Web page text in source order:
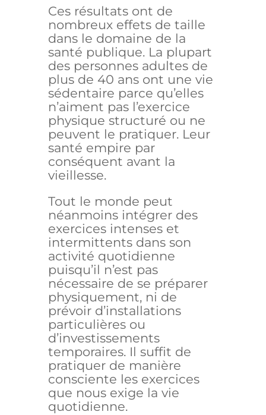
Ces résultats ont de
nombreux effets de taille
dans le domaine de la
santé publique. La plupart
des personnes adultes de
plus de 40 ans ont une vie
sédentaire parce qu’elles
n’aiment pas l’exercice
physique structuré ou ne
peuvent le pratiquer. Leur
santé empire par
conséquent avant la
vieillesse.
Tout le monde peut
néanmoins intégrer des
exercices intenses et
intermittents dans son
activité quotidienne
puisqu’il n’est pas
nécessaire de se préparer
physiquement, ni de
prévoir d’installations
particulières ou
d’investissements
temporaires. Il suffit de
pratiquer de manière
consciente les exercices
que nous exige la vie
quotidienne.